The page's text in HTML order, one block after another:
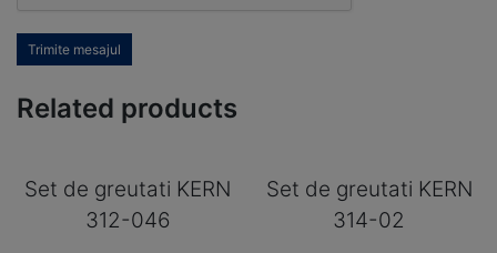
Trimite mesajul
Related products
Set de greutati KERN
312-046
Set de greutati KERN
314-02